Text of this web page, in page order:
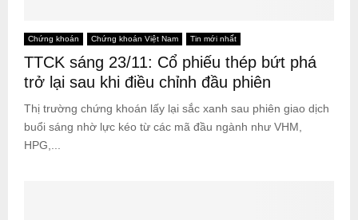
Chứng khoán Chứng khoán Việt Nam Tin mới nhất
TTCK sáng 23/11: Cổ phiếu thép bứt phá
trở lại sau khi điều chỉnh đầu phiên
Thị trường chứng khoán lấy lại sắc xanh sau phiên giao dịch
buổi sáng nhờ lực kéo từ các mã đầu ngành như VHM,
HPG,...